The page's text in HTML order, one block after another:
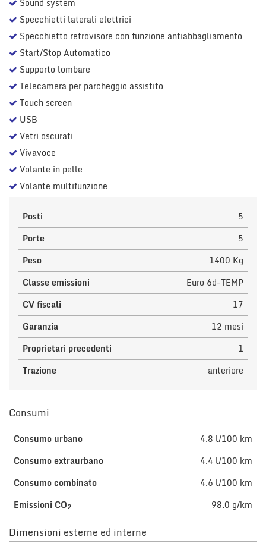
Specchietti laterali elettrici
Specchietto retrovisore con funzione antiabbagliamento
Start/Stop Automatico
Supporto lombare
Telecamera per parcheggio assistito
Touch screen
USB
Vetri oscurati
Vivavoce
Volante in pelle
Volante multifunzione
Posti
5
Porte
5
Peso
1400 Kg
Classe emissioni
Euro 6d-TEMP
CV fiscali
17
Garanzia
12 mesi
Proprietari precedenti
1
Trazione
anteriore
Consumi
Consumo urbano
4.8 l/100 km
Consumo extraurbano
4.4 l/100 km
Consumo combinato
4.6 l/100 km
Emissioni CO2 98.0 g/km
Dimensioni esterne ed interne